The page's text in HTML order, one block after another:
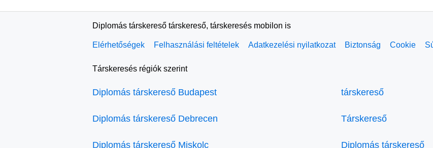
Diplomás társkereső társkereső, társkeresés mobilon is
Elérhetőségek Felhasználási feltételek Adatkezelési nyilatkozat Biztonság Cookie
Társkeresés régiók szerint
Diplomás társkereső Budapest
Diplomás társkereső Debrecen
Diplomás társkereső Miskolc
társkereső
Társkereső
Diplomás társkereső